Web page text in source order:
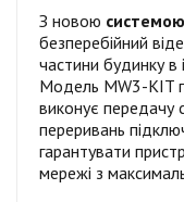
З новою
безперебійний
частини будинку в
Модель MW3-KIT
виконує передачу
переривань
гарантувати
мережі з